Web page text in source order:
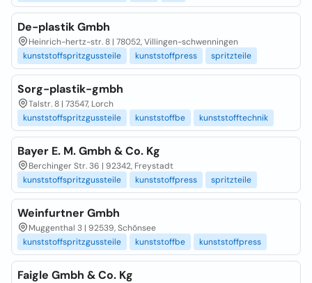
De-plastik Gmbh
Heinrich-hertz-str. 8 | 78052, Villingen-schwenningen
kunststoffspritzgussteile
kunststoffpress spritzteile
Sorg-plastik-gmbh
Talstr. 8 | 73547, Lorch
kunststoffspritzgussteile
kunststoffbe kunststofftechnik
Bayer E. M. Gmbh & Co. Kg
Berchinger Str. 36 | 92342, Freystadt
kunststoffspritzgussteile
kunststoffpress spritzteile
Weinfurtner Gmbh
Muggenthal 3 | 92539, Schõnsee
kunststoffspritzgussteile
kunststoffbe kunststoffpress
Faigle Gmbh & Co. Kg